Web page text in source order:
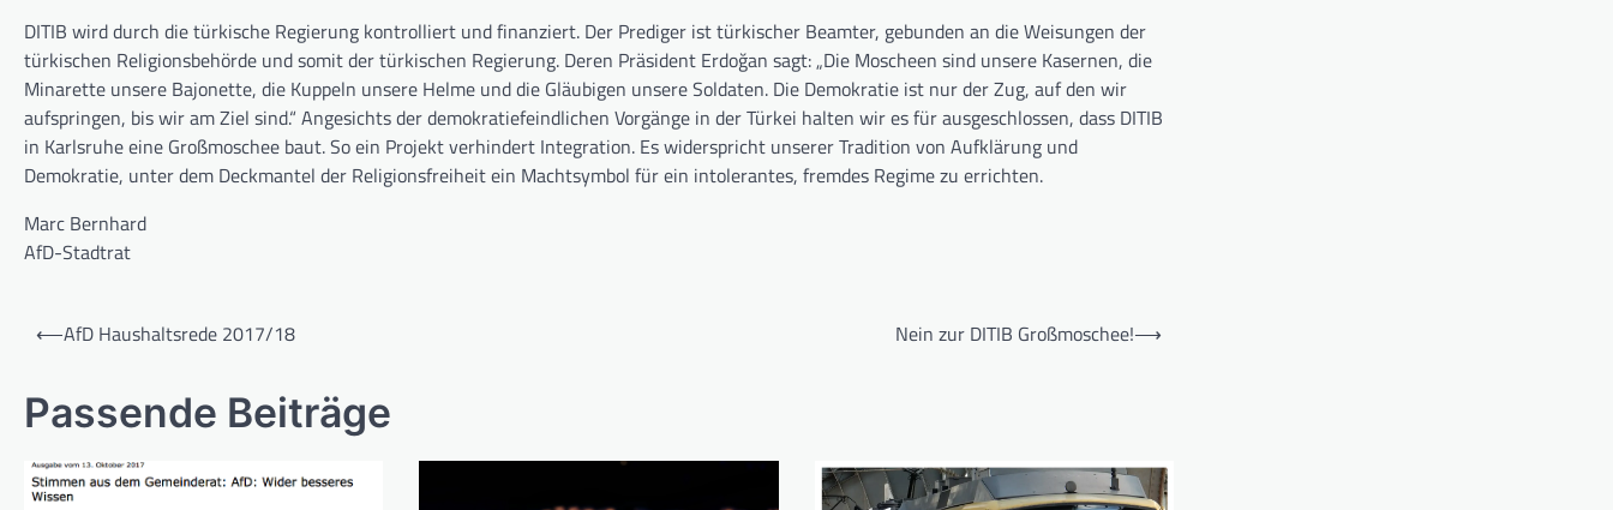
DITIB wird durch die türkische Regierung kontrolliert und finanziert. Der Prediger ist türkischer Beamter, gebunden an die Weisungen der
türkischen Religionsbehörde und somit der türkischen Regierung. Deren Präsident Erdoğan sagt: „Die Moscheen sind unsere Kasernen, die
Minarette unsere Bajonette, die Kuppeln unsere Helme und die Gläubigen unsere Soldaten. Die Demokratie ist nur der Zug, auf den wir
aufspringen, bis wir am Ziel sind.“ Angesichts der demokratiefeindlichen Vorgänge in der Türkei halten wir es für ausgeschlossen, dass DITIB
in Karlsruhe eine Großmoschee baut. So ein Projekt verhindert Integration. Es widerspricht unserer Tradition von Aufklärung und
Demokratie, unter dem Deckmantel der Religionsfreiheit ein Machtsymbol für ein intolerantes, fremdes Regime zu errichten.
Marc Bernhard
AfD-Stadtrat
Beitragsnavigation
⟵AfD Haushaltsrede 2017/18 Nein zur DITIB Großmoschee!⟶
Passende Beiträge